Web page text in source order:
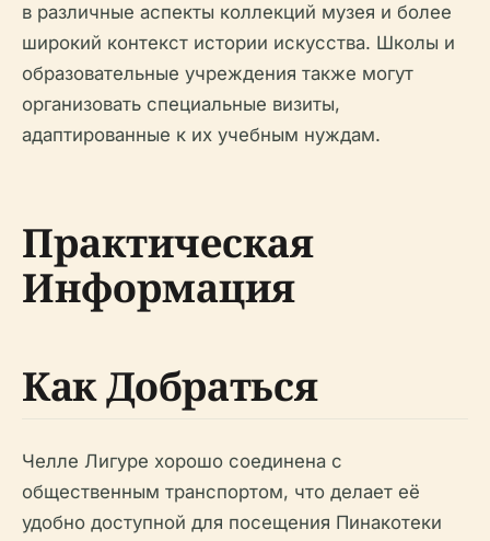
в различные аспекты коллекций музея и более
широкий контекст истории искусства. Школы и
образовательные учреждения также могут
организовать специальные визиты,
адаптированные к их учебным нуждам.
Практическая
Информация
Как Добраться
Челле Лигуре хорошо соединена с
общественным транспортом, что делает её
удобно доступной для посещения Пинакотеки